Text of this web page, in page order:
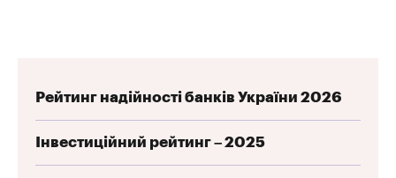
Рейтинг надійності банків України 2026
Інвестиційний рейтинг – 2025